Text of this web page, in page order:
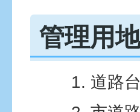
管理用
道路